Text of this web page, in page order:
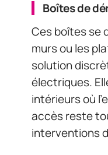
Boîtes de
Ces boîtes se
murs ou les
solution
électriques.
intérieurs où
accès reste
interventions